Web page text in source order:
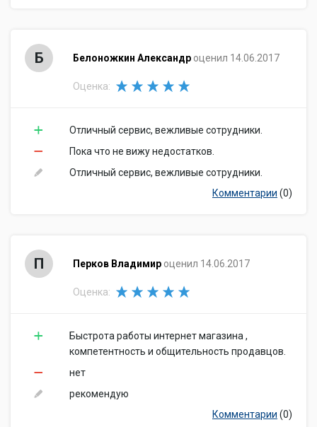
Б Белоножкин Александр оценил 14.06.2017
Оценка:
Отличный сервис, вежливые сотрудники.
Пока что не вижу недостатков.
Отличный сервис, вежливые сотрудники.
Комментарии (0)
П Перков Владимир оценил 14.06.2017
Оценка:
Быстрота работы интернет магазина ,
компетентность и общительность продавцов.
нет
рекомендую
Комментарии (0)